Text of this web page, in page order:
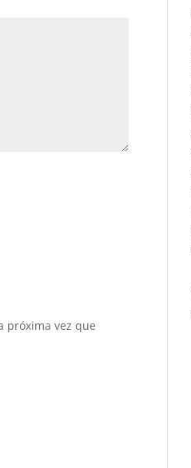
próxima vez que